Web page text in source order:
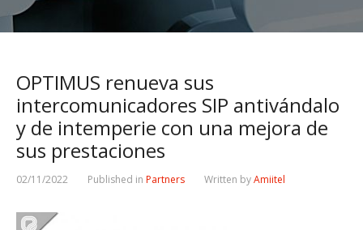
OPTIMUS renueva sus
intercomunicadores SIP antivándalo
y de intemperie con una mejora de
sus prestaciones
02/11/2022 Published in Partners Written byAmiitel